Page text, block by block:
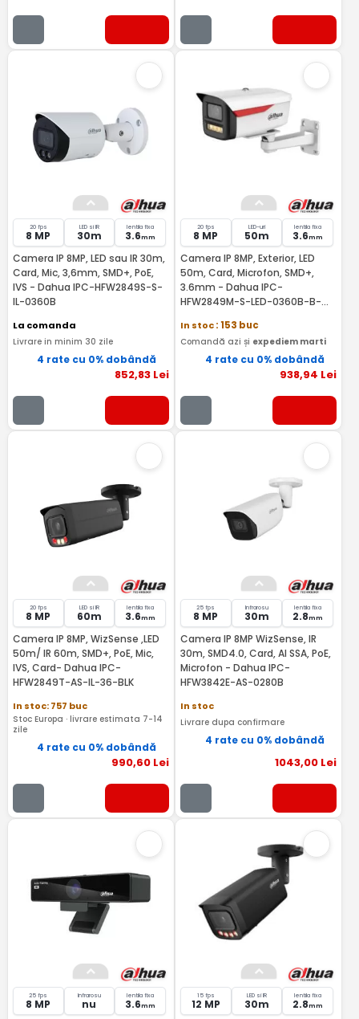
20 fps
8 MP
LED si IR
30m
lentila fixa
3.6mm
Camera IP 8MP, LED sau IR 30m,
Card, Mic, 3,6mm, SMD+, PoE,
IVS - Dahua IPC-HFW2849S-S-
IL-0360B
La comanda
Livrare in minim 30 zile
4 rate cu 0% dobândă
852,83Lei
20 fps
8 MP
LED-uri
50m
lentila fixa
3.6mm
Camera IP 8MP, Exterior, LED
50m, Card, Microfon, SMD+,
3.6mm - Dahua IPC-
HFW2849M-S-LED-0360B-B-
In stoc: 153 buc
Comandă azi și expediem marti
4 rate cu 0% dobândă
938,94 Lei
20 fps
8 MP
LED si IR
60m
lentila fixa
3.6mm
Camera IP 8MP, WizSense ,LED
50m/ IR 60m, SMD+, PoE, Mic,
IVS, Card- Dahua IPC-
HFW2849T-AS-IL-36-BLK
In stoc: 757 buc
Stoc Europa · livrare estimata 7-14
zile
4 rate cu 0% dobândă
990,60Lei
25 fps
8 MP
Infrarosu
30m
lentila fixa
2.8mm
Camera IP 8MP WizSense, IR
30m, SMD4.0, Card, AI SSA, PoE,
Microfon - Dahua IPC-
HFW3842E-AS-0280B
In stoc
Livrare dupa confirmare
4 rate cu 0% dobândă
1043,00 Lei
25 fps
8 MP
Infrarosu
nu
lentila fixa
3.6mm
15 fps
12 MP
LED si IR
30m
lentila fixa
2.8mm